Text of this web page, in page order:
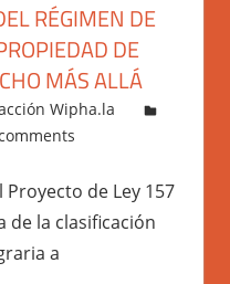
RÉGIMEN DE
DE
MÁS ALLÁ
Wipha.la
de Ley 157
de la clasificación
a